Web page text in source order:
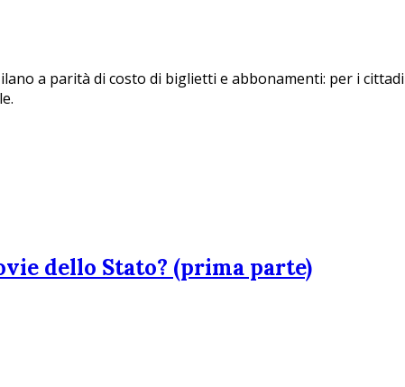
a parità di costo di biglietti e abbonamenti: per i
dello Stato? (prima parte)